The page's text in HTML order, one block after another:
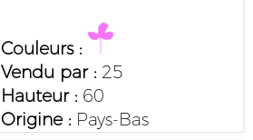
Couleurs :
Vendu par :25
Hauteur :60
Origine :Pays-Bas